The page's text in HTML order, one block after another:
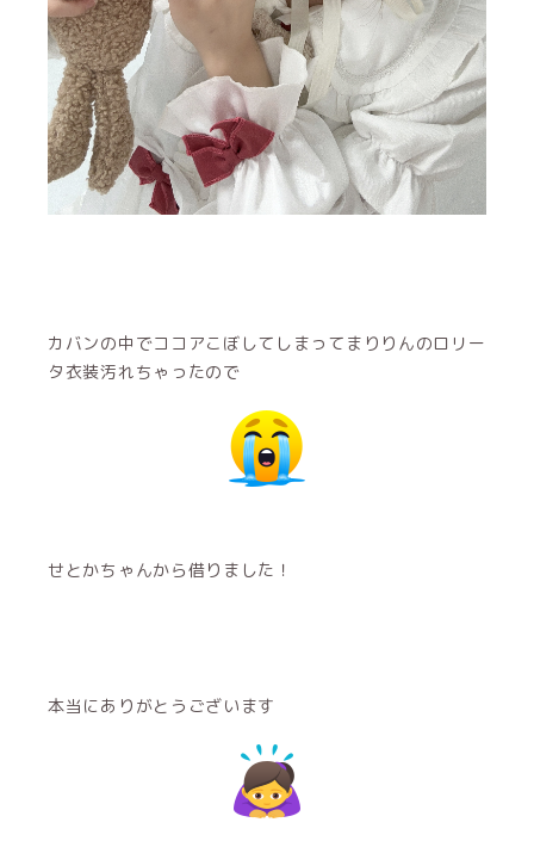
カバンの中でココアこぼしてしまってまりりんのロリー
タ衣装汚れちゃったので
せとかちゃんから借りました！
本当にありがとうございます